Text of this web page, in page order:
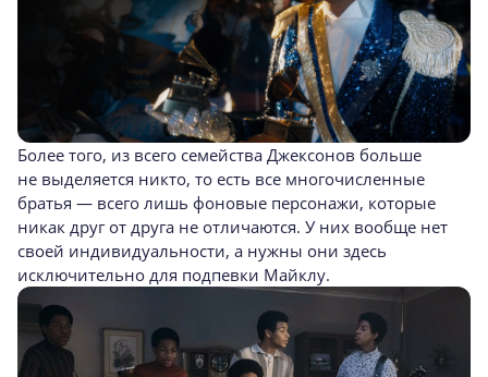
Более того, из всего семейства Джексонов больше
не выделяется никто, то есть все многочисленные
братья — всего лишь фоновые персонажи, которые
никак друг от друга не отличаются. У них вообще нет
своей индивидуальности, а нужны они здесь
исключительно для подпевки Майклу.